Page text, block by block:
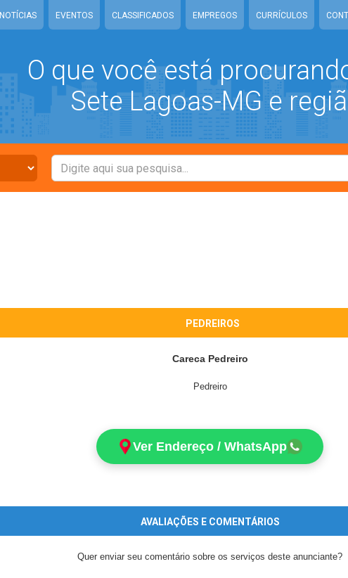
NOTÍCIAS EVENTOS CLASSIFICADOS EMPREGOS CURRÍCULOS
O que você está
Sete Lagoas-MG e
PEDREIROS
Careca Pedreiro
Pedreiro
Ver Endereço / WhatsApp
AVALIAÇÕES E COMENTÁRIOS
Quer enviar seu comentário sobre os serviços deste anunciante?